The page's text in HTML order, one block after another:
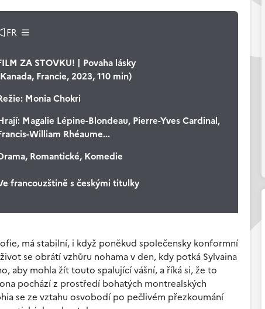
FR
ZA STOVKU! | Povaha lásky
Francie, 2023, 110 min)
Monia Chokri
Magalie Lépine-Blondeau, Pierre-Yves Cardinal,
William Rhéaume...
Romantické, Komedie
francouzštině s českými titulky
má stabilní, i když poněkud společensky konformní
se obrátí vzhůru nohama v den, kdy potká Sylvaina
aby mohla žít touto spalující vášní, a říká si, že to
pochází z prostředí bohatých montrealských
se ze vztahu osvobodí po pečlivém přezkoumání